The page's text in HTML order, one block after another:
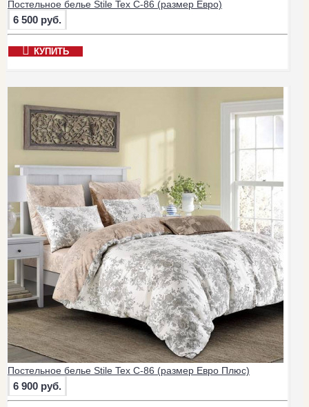
Постельное белье Stile Tex C-86 (размер Евро)
6 500 руб.
КУПИТЬ
Постельное белье Stile Tex C-86 (размер Евро Плюс)
6 900 руб.